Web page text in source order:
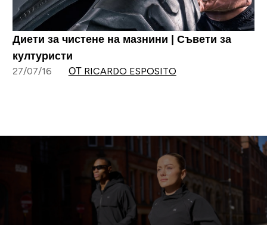
Диети за чистене на мазнини | Съвети за
културисти
27/07/16 ОТ RICARDO ESPOSITO